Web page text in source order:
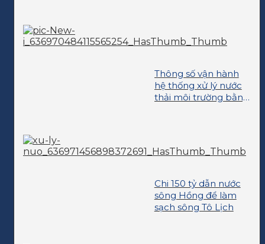
Thông số vận hành
hệ thống xử lý nước
thải môi trường bằng
Chi 150 tỷ dẫn nước
sông Hồng để làm
sạch sông Tô Lịch